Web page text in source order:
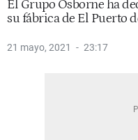
El Grupo Osborne ha
su fábrica de El Puerto
21 mayo, 2021 23:17